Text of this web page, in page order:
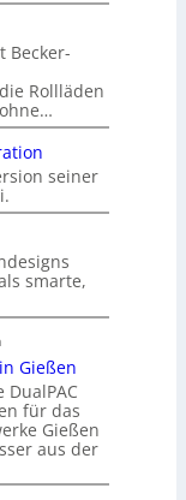
Becker-
Rollläden
seiner
smarte,
Gießen
DualPAC
für das
Gießen
aus der